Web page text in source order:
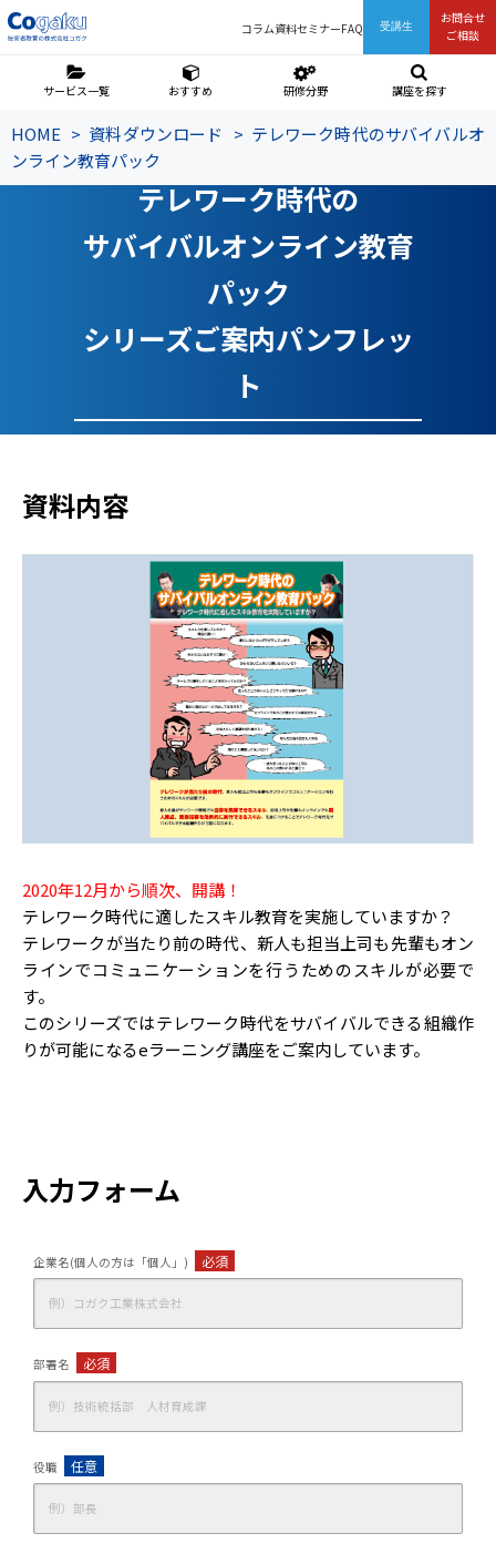
コラム資料セミナーFAQ 受講生
お問合せ
ご相談
サービス一覧 おすすめ 研修分野 講座を探す
HOME 資料ダウンロード
テレワーク時代のサバイバルオ
ンライン教育パック
テレワーク時代の
サバイバルオンライン教育
パック
シリーズご案内パンフレッ
ト
資料内容
2020年12月から順次、開講！
テレワーク時代に適したスキル教育を実施していますか？
テレワークが当たり前の時代、新人も担当上司も先輩もオン
ラインでコミュニケーションを行うためのスキルが必要で
す。
このシリーズではテレワーク時代をサバイバルできる組織作
りが可能になるeラーニング講座をご案内しています。
入力フォーム
企業名(個人の方は「個人」) 必須
部署名 必須
役職 任意